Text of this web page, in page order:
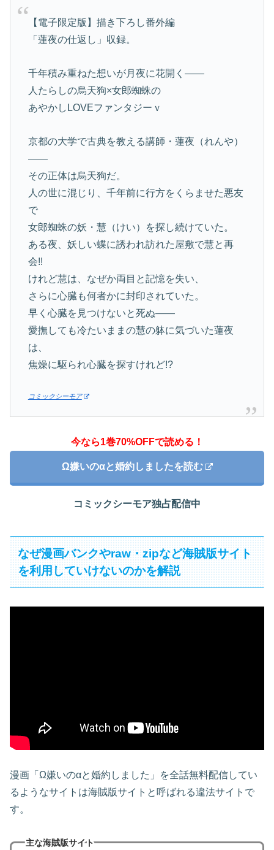
【電子限定版】描き下ろし番外編
「蓮夜の仕返し」収録。
千年積み重ねた想いが月夜に花開く――
人たらしの烏天狗×女郎蜘蛛の
あやかしLOVEファンタジーｖ
京都の大学で古典を教える講師・蓮夜（れんや）
――
その正体は烏天狗だ。
人の世に混じり、千年前に行方をくらませた悪友
で
女郎蜘蛛の妖・慧（けい）を探し続けていた。
ある夜、妖しい蝶に誘われ訪れた屋敷で慧と再
会!!
けれど慧は、なぜか両目と記憶を失い、
さらに心臓も何者かに封印されていた。
早く心臓を見つけないと死ぬ――
愛撫しても冷たいままの慧の躰に気づいた蓮夜
は、
焦燥に駆られ心臓を探すけれど!?
コミックシーモア
今なら1巻70%OFFで読める！
Ω嫌いのαと婚約しましたを読む
コミックシーモア独占配信中
なぜ漫画バンクやraw・zipなど海賊版サイト
を利用していけないのかを解説
漫画「Ω嫌いのαと婚約しました」を全話無料配信してい
るようなサイトは海賊版サイトと呼ばれる違法サイトで
す。
主な海賊版サイト